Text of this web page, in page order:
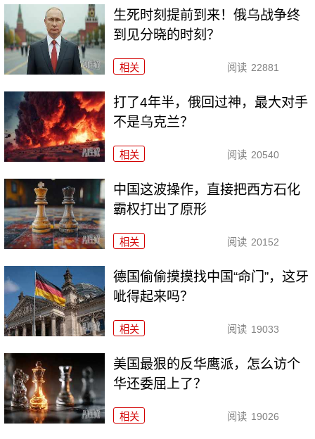
生死时刻提前到来！俄乌战争终
到见分晓的时刻？
相关 阅读 22881
打了4年半，俄回过神，最大对手
不是乌克兰？
相关 阅读 20540
中国这波操作，直接把西方石化
霸权打出了原形
相关 阅读 20152
德国偷偷摸摸找中国“命门”，这牙
呲得起来吗？
相关 阅读 19033
美国最狠的反华鹰派，怎么访个
华还委屈上了？
相关 阅读 19026